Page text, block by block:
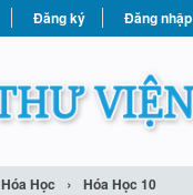
Đăng ký Đăng nhập
Hóa Học › Hóa Học 10